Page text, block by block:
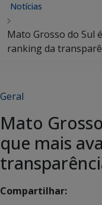
Notícias
Mato Grosso do Sul
ranking da
Geral
Mato
que mais
Compartilhar: